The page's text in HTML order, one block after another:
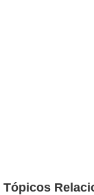
Tópicos